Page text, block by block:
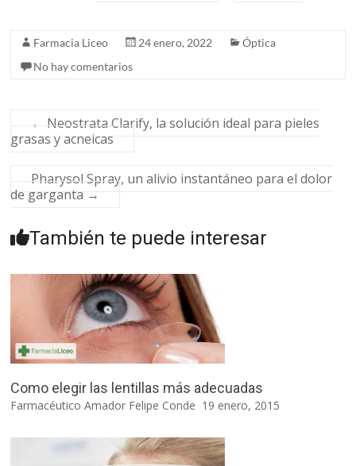
Farmacia Liceo 24 enero, 2022
Óptica
No hay comentarios
←
Neostrata Clarify, la solución ideal para pieles
grasas y acneicas
Pharysol Spray, un alivio instantáneo para el dolor
de garganta →
También te puede interesar
Como elegir las lentillas más adecuadas
Farmacéutico Amador Felipe Conde 19 enero, 2015